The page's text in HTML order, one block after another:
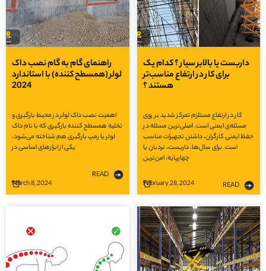
راهنمای گام به گام نصب داک
لولر (همسطح کننده) با استاندارد
2024
اهمیت نصب داک لولر در محیط بارگیری و
تخلیه همسطح کننده بارگیری که با نام داک
لولر یا رمپ بارگیری هم شناخته می‌شود،
یکی از ابزارهای اساسی در
READ
March 8, 2024
داربست یا بالابر سیار ؟ کدام یک
برای کار در ارتفاع مناسب‌تر
هستند ؟
کار در ارتفاع مستلزم تمرکز شدید بر روی
مسئله‌ی ایمنی است. اصلی‌ترین مسئله در
حفظ ایمنی کارگران، داشتن تجهیزات مناسب
است. برای سال‌ها، داربست، نردبان یا
چهارپایه، امن‌ترین
READ
February 28, 2024